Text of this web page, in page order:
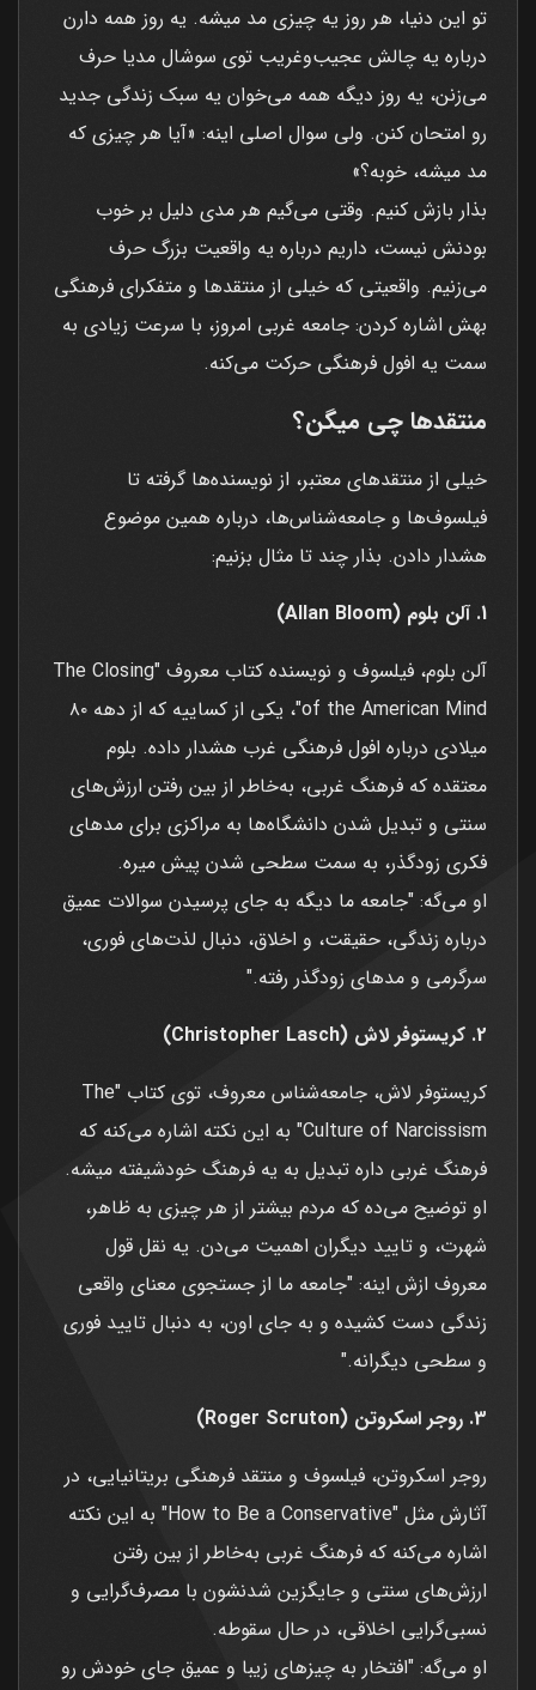
تو این دنیا، هر روز یه چیزی مد میشه. یه روز همه دارن
درباره یه چالش عجیب‌وغریب توی سوشال مدیا حرف
می‌زنن، یه روز دیگه همه می‌خوان یه سبک زندگی جدید
رو امتحان کنن. ولی سوال اصلی اینه: «آیا هر چیزی که
مد میشه، خوبه؟»
بذار بازش کنیم. وقتی می‌گیم هر مدی دلیل بر خوب
بودنش نیست، داریم درباره یه واقعیت بزرگ حرف
می‌زنیم. واقعیتی که خیلی از منتقدها و متفکرای فرهنگی
بهش اشاره کردن: جامعه غربی امروز، با سرعت زیادی به
سمت یه افول فرهنگی حرکت می‌کنه.
منتقدها چی میگن؟
خیلی از منتقدهای معتبر، از نویسنده‌ها گرفته تا
فیلسوف‌ها و جامعه‌شناس‌ها، درباره همین موضوع
هشدار دادن. بذار چند تا مثال بزنیم:
1. آلن بلوم (Allan Bloom)
آلن بلوم، فیلسوف و نویسنده کتاب معروف "The Closing
of the American Mind"، یکی از کساییه که از دهه ۸۰
میلادی درباره افول فرهنگی غرب هشدار داده. بلوم
معتقده که فرهنگ غربی، به‌خاطر از بین رفتن ارزش‌های
سنتی و تبدیل شدن دانشگاه‌ها به مراکزی برای مدهای
فکری زودگذر، به سمت سطحی شدن پیش میره.
او می‌گه: "جامعه ما دیگه به جای پرسیدن سوالات عمیق
درباره زندگی، حقیقت، و اخلاق، دنبال لذت‌های فوری،
سرگرمی و مدهای زودگذر رفته."
2. کریستوفر لاش (Christopher Lasch)
کریستوفر لاش، جامعه‌شناس معروف، توی کتاب "The
Culture of Narcissism" به این نکته اشاره می‌کنه که
فرهنگ غربی داره تبدیل به یه فرهنگ خودشیفته میشه.
او توضیح می‌ده که مردم بیشتر از هر چیزی به ظاهر،
شهرت، و تایید دیگران اهمیت می‌دن. یه نقل قول
معروف ازش اینه: "جامعه ما از جستجوی معنای واقعی
زندگی دست کشیده و به جای اون، به دنبال تایید فوری
و سطحی دیگرانه."
3. روجر اسکروتن (Roger Scruton)
روجر اسکروتن، فیلسوف و منتقد فرهنگی بریتانیایی، در
آثارش مثل "How to Be a Conservative" به این نکته
اشاره می‌کنه که فرهنگ غربی به‌خاطر از بین رفتن
ارزش‌های سنتی و جایگزین شدنشون با مصرف‌گرایی و
نسبی‌گرایی اخلاقی، در حال سقوطه.
او می‌گه: "افتخار به چیزهای زیبا و عمیق جای خودش رو